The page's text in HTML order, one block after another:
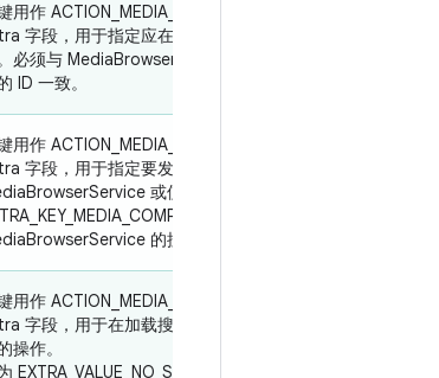
用作 ACTION_MEDIA_TEMPLATE_V2 的字符串
字段，用于指定应在
必须与 MediaBrowserServiceCompat API 中使
ID 一致。
用作 ACTION_MEDIA_TEMPLATE_V2 的字符串
字段，用于指定要发送到当前
或使用
指定的
的搜索查询
用作 ACTION_MEDIA_TEMPLATE_V2 的整数
字段，用于在加载搜索查询后指定 Media 要执
操作。
EXTRA_VALUE_NO_SEARCH_ACTION 或